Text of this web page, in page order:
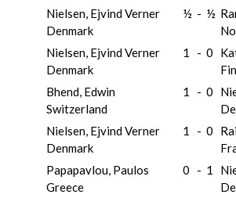
Nielsen, Ejvind Verner
Denmark
½ - ½
Nielsen, Ejvind Verner
Denmark
1 - 0
Bhend, Edwin
Switzerland
1 - 0
Nielsen, Ejvind Verner
Denmark
1 - 0
Papapavlou, Paulos
Greece
0 - 1